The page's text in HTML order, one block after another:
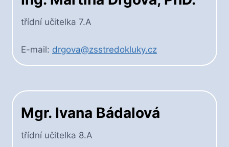
třídní učitelka 7.A
E-mail: drgova@zsstredokluky.cz
Mgr. Ivana Bádalová
třídní učitelka 8.A